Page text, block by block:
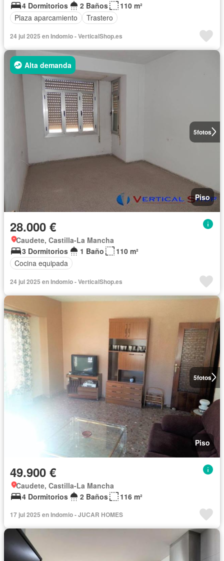
4 Dormitorios 2 Baños
110 m²
Plaza aparcamiento
Trastero
24 jul 2025 en Indomio - VerticalShop.es
5fotos
Alta demanda
Piso
28.000 €
Caudete, Castilla-La Mancha
3 Dormitorios
1 Baño
110 m²
Cocina equipada
24 jul 2025 en Indomio - VerticalShop.es
5fotos
Piso
49.900 €
Caudete, Castilla-La Mancha
4 Dormitorios
2 Baños 116 m²
17 jul 2025 en Indomio - JUCAR HOMES